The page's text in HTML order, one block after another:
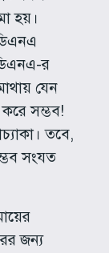
হয়।
র
যেন
সম্ভব!
তবে,
সংযত
জন্য